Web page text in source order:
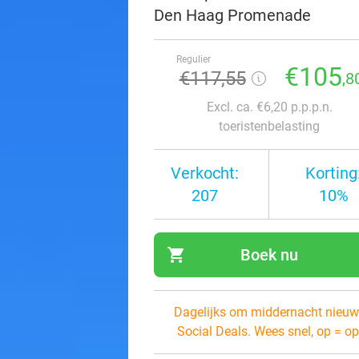
Den Haag Promenade
Regulier
€117,55 €105
Excl. ca. €6,20 p.p.p.n.
toeristenbelasting
Verkocht:
207
10%
shopping_cart Boek nu
Dagelijks om middernacht
Social Deals. Wees snel, op =